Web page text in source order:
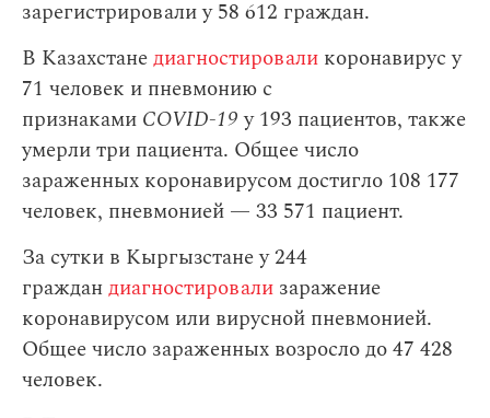
зарегистрировали у 58 612 граждан.
В Казахстанедиагностировали коронавирус у
71 человек и пневмонию с
признаками COVID-19у 193 пациентов, также
умерли три пациента. Общее число
зараженных коронавирусом достигло 108 177
человек, пневмонией — 33 571 пациент.
За сутки в Кыргызстане у 244
граждандиагностировали заражение
коронавирусом или вирусной пневмонией.
Общее число зараженных возросло до 47 428
человек.